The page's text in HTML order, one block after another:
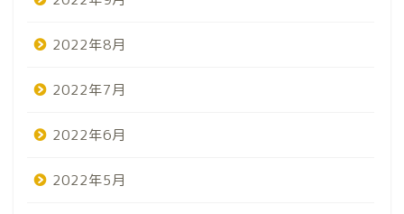
2022年8月
2022年7月
2022年6月
2022年5月